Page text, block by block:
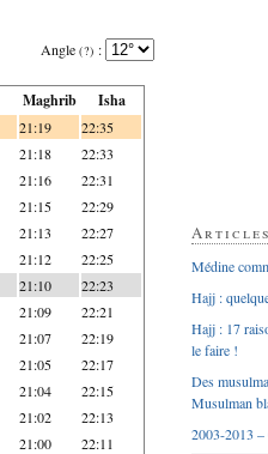
Angle (?) :
Maghrib Isha
21:19 22:35
21:18 22:33
21:16 22:31
21:15 22:29
21:13 22:27
21:12 22:25
21:10 22:23
21:09 22:21
21:07 22:19
21:05 22:17
21:04 22:15
21:02 22:13
21:00 22:11
Médine
Hajj :
Hajj : 17
le faire !
Des
Musulman
2003-2013 –